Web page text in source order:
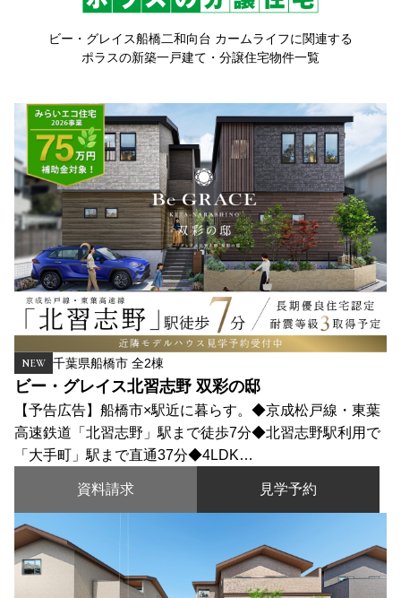
ビー・グレイス船橋二和向台 カームライフに関連する
ポラスの新築一戸建て・分譲住宅物件一覧
NEW 千葉県船橋市 全2棟
ビー・グレイス北習志野 双彩の邸
【予告広告】船橋市×駅近に暮らす。◆京成松戸線・東葉
高速鉄道「北習志野」駅まで徒歩7分◆北習志野駅利用で
「大手町」駅まで直通37分◆4LDK…
資料請求 見学予約